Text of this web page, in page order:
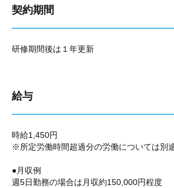
契約期間
研修期間後は１年更新
給与
時給1,450円
※所定労働時間超過分の労働については別
●月収例
週5日勤務の場合は月収約150,000円程度